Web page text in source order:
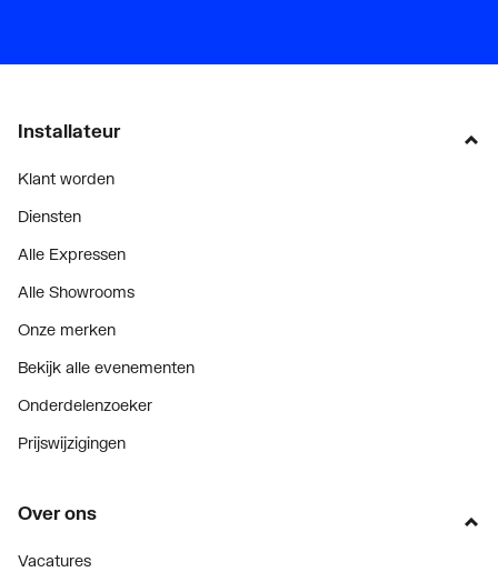
Installateur
Klant worden
Diensten
Alle Expressen
Alle Showrooms
Onze merken
Bekijk alle evenementen
Onderdelenzoeker
Prijswijzigingen
Over ons
Vacatures